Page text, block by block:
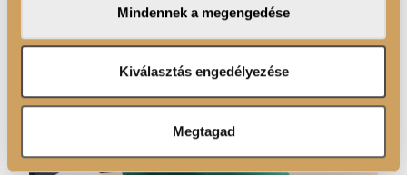
adatait, akik kombinálhatják az adatokat más olyan
adatokkal, amelyeket Ön adott meg számukra vagy az
Ön által használt más szolgáltatásokból gyűjtöttek.
Mindennek a megengedése
Kiválasztás engedélyezése
Megtagad